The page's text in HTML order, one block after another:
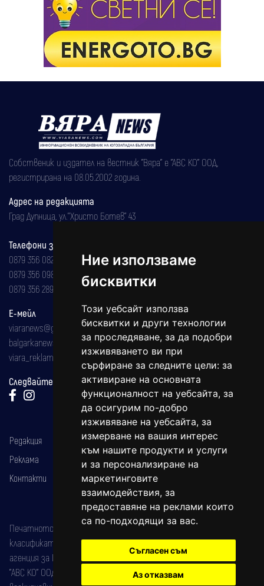
Ние използваме
бисквитки
Този уебсайт използва
бисквитки и други технологии
за проследяване, за да подобри
изживяването ви при
сърфиране за следните цели: за
активиране на основната
функционалност на уебсайта, за
да осигурим по-добро
изживяване на уебсайта, за
измерване на вашия интерес
към нашите продукти и услуги
и за персонализиране на
маркетинговите
взаимодействия, за
предоставяне на реклами които
са по-подходящи за вас.
Съгласен съм
Аз отказвам
Собственик и издател на вестник "Вяра" е "АВС КО" ООД,
регистрирана на 08.05.2002 година.
Адрес на редакцията
Град Дупница, ул.''Христо Ботев" 43
Телефони за реклама и абонаменти
0879 356 082
0879 356 098
0879 356 289
Е-мейл
viaranews@gmail.com
balgarkanews@gmail.com
viara_reklama@mail.bg
Следвайте ни:
Редакция
Реклама
Контакти
Печатното издание на вестника е регистрирано в националния
класификатор на печатните издания (Българска национална
агенция за ISSN) под номер: ISSN 1312-4722.
"АВС КО" ООД е притежател на марката: Вяра информационен